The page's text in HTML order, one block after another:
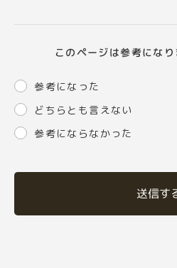
このページは参考になり
参考になった
どちらとも言えない
参考にならなかった
送信す